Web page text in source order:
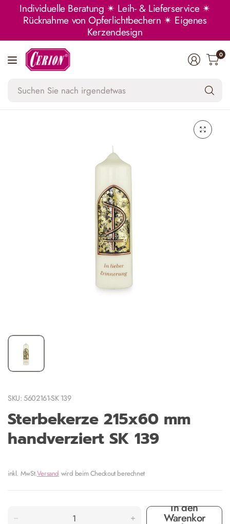
Individuelle Beratung ✴ Leih- & Lieferservice ✴
Rücknahme von Opferlichtbechern ✴ Eigenes
Kerzendesign
0
SKU: 5602161-SK 139
Sterbekerze 215x60 mm
handverziert SK 139
inkl. MwSt.Versand wird beim Checkout berechnet
In den
Warenkor